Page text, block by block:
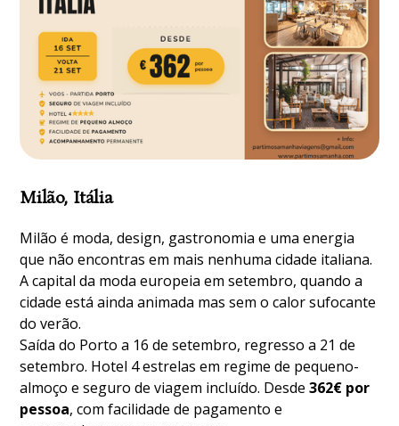
Milão, Itália
Milão é moda, design, gastronomia e uma energia
que não encontras em mais nenhuma cidade italiana.
A capital da moda europeia em setembro, quando a
cidade está ainda animada mas sem o calor sufocante
do verão.
Saída do Porto a 16 de setembro, regresso a 21 de
setembro. Hotel 4 estrelas em regime de pequeno-
almoço e seguro de viagem incluído. Desde362€ por
pessoa, com facilidade de pagamento e